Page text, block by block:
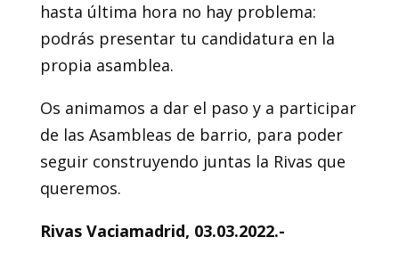
hasta última hora no hay problema:
podrás presentar tu candidatura en la
propia asamblea.
Os animamos a dar el paso y a participar
de las Asambleas de barrio, para poder
seguir construyendo juntas la Rivas que
queremos.
Rivas Vaciamadrid, 03.03.2022.-